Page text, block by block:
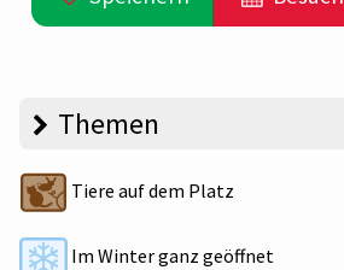
Themen
Tiere auf dem Platz
Im Winter ganz geöffnet